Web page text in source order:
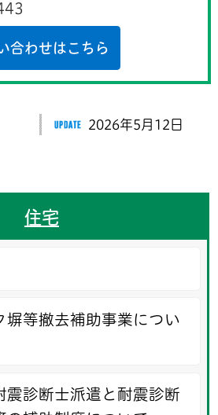
合わせはこちら
2026年5月12日
住宅
塀等撤去補助事業につい
震診断士派遣と耐震診断